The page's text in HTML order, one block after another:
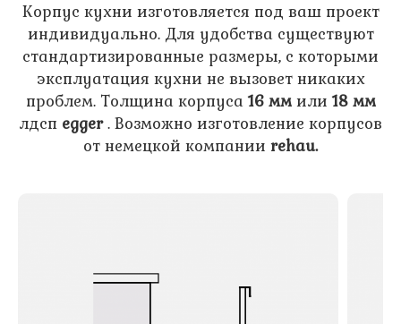
Корпус кухни изготовляется под ваш проект
индивидуально. Для удобства существуют
стандартизированные размеры, с которыми
эксплуатация кухни не вызовет никаких
проблем. Толщина корпуса 16 мм или 18 мм
лдсп egger. Возможно изготовление корпусов
от немецкой компании rehau.